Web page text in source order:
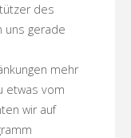
des
uns gerade
mehr
etwas vom
wir auf